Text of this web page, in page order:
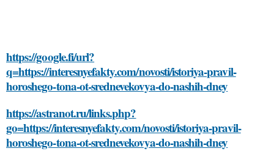
https://google.fi/url?
q=https://interesnyefakty.com/novosti/istoriya-pravil-
horoshego-tona-ot-srednevekovya-do-nashih-dney
https://astranot.ru/links.php?
go=https://interesnyefakty.com/novosti/istoriya-pravil-
horoshego-tona-ot-srednevekovya-do-nashih-dney